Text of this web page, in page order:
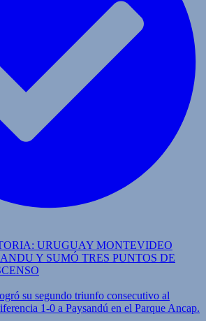
URUGUAY MONTEVIDEO
Y SUMÓ TRES PUNTOS DE
su segundo triunfo consecutivo al
1-0 a Paysandú en el Parque Ancap.